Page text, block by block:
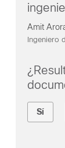
Amit
Ingeniero
Sí